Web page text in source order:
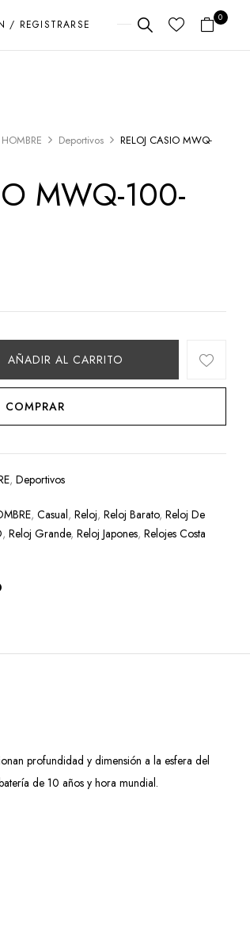
/ REGISTRARSE
0
Deportivos
RELOJ CASIO MWQ-
MWQ-100-
AÑADIR AL CARRITO
COMPRAR
,Deportivos
,Casual,Reloj,Reloj Barato,Reloj De
,Reloj Grande,Reloj Japones,Relojes Costa
profundidad y dimensión a la esfera del
de 10 años y hora mundial.